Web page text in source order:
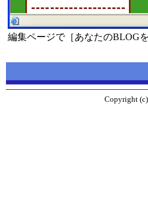
編集ページで［あなたのBLOG
Copyright